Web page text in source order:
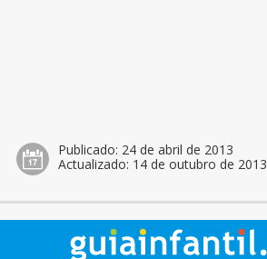
Publicado: 24 de abril de 2013
Actualizado: 14 de outubro de 2013